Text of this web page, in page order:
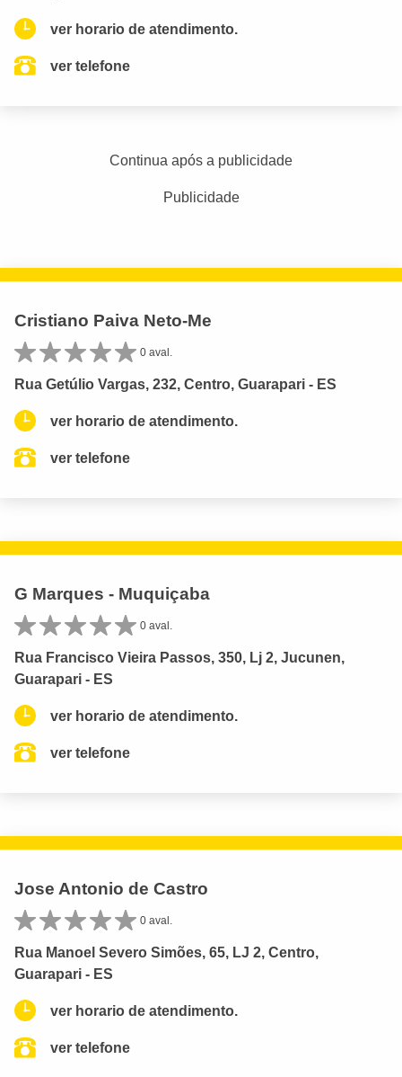
ver horario de atendimento.
ver telefone
Continua após a publicidade
Publicidade
Cristiano Paiva Neto-Me
0 aval.
Rua Getúlio Vargas, 232, Centro, Guarapari - ES
ver horario de atendimento.
ver telefone
G Marques - Muquiçaba
0 aval.
Rua Francisco Vieira Passos, 350, Lj 2, Jucunen,
Guarapari - ES
ver horario de atendimento.
ver telefone
Jose Antonio de Castro
0 aval.
Rua Manoel Severo Simões, 65, LJ 2, Centro,
Guarapari - ES
ver horario de atendimento.
ver telefone